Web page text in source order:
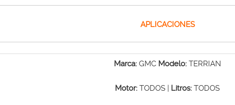
APLICACIONES
Marca:GMC Modelo: TERRIAN
Motor: TODOS | Litros: TODOS